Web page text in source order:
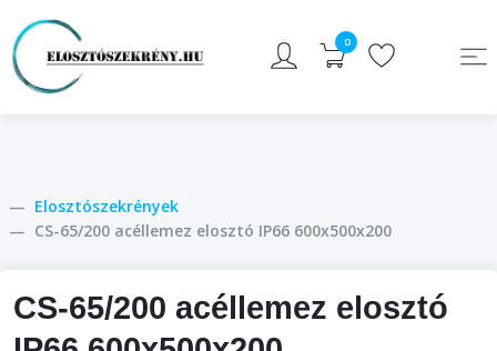
0
Elosztószekrények
CS-65/200 acéllemez elosztó IP66 600x500x200
CS-65/200 acéllemez elosztó